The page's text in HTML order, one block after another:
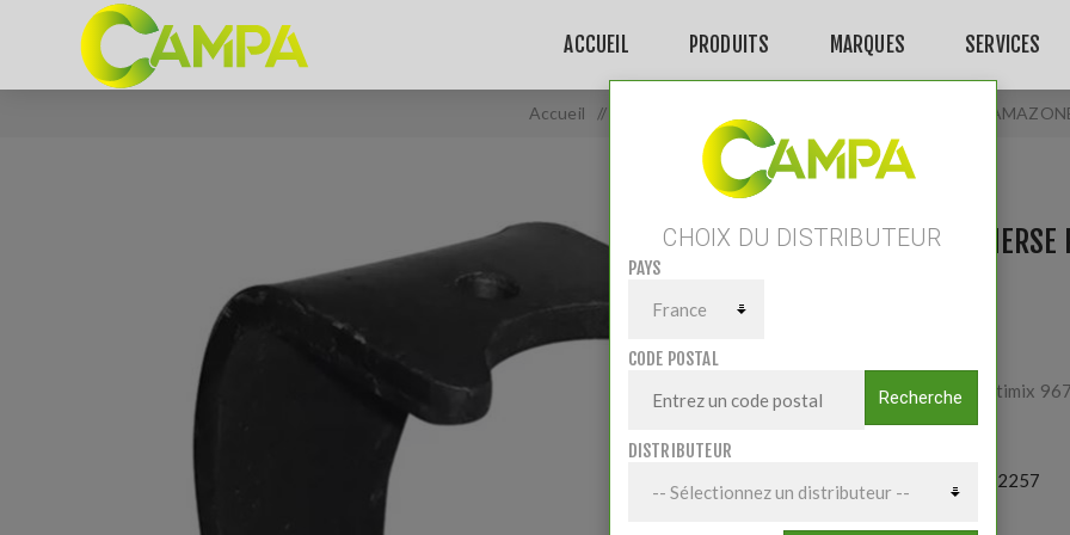
ACCUEIL PRODUITS MARQUES SERVICES
Accueil / DENT DE HERSE ROTATIVE DROITE FUYANTE
DENT DE HERSE
Adaptable Cultimix
272257
CHOIX DU DISTRIBUTEUR
PAYS
CODE POSTAL
Recherche
DISTRIBUTEUR